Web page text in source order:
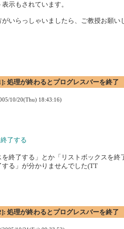
示もされています。
いらっしゃいましたら、ご教授お願い
処理が終わるとプログレスバーを終了
10/20(Thu) 18:43:16)
了する
を終了する」とか「リストボックスを
する」が分かりませんでした(TT
処理が終わるとプログレスバーを終了